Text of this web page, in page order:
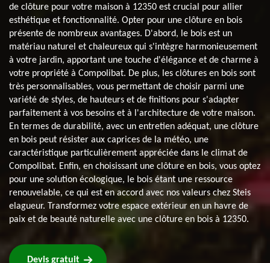
de clôture pour votre maison à 12350 est crucial pour allier
esthétique et fonctionnalité. Opter pour une clôture en bois
présente de nombreux avantages. D'abord, le bois est un
matériau naturel et chaleureux qui s'intègre harmonieusement
à votre jardin, apportant une touche d'élégance et de charme à
votre propriété à Compolibat. De plus, les clôtures en bois sont
très personnalisables, vous permettant de choisir parmi une
variété de styles, de hauteurs et de finitions pour s'adapter
parfaitement à vos besoins et à l'architecture de votre maison.
En termes de durabilité, avec un entretien adéquat, une clôture
en bois peut résister aux caprices de la météo, une
caractéristique particulièrement appréciée dans le climat de
Compolibat. Enfin, en choisissant une clôture en bois, vous optez
pour une solution écologique, le bois étant une ressource
renouvelable, ce qui est en accord avec nos valeurs chez Steis
elagueur. Transformez votre espace extérieur en un havre de
paix et de beauté naturelle avec une clôture en bois à 12350.
Devis gratuit